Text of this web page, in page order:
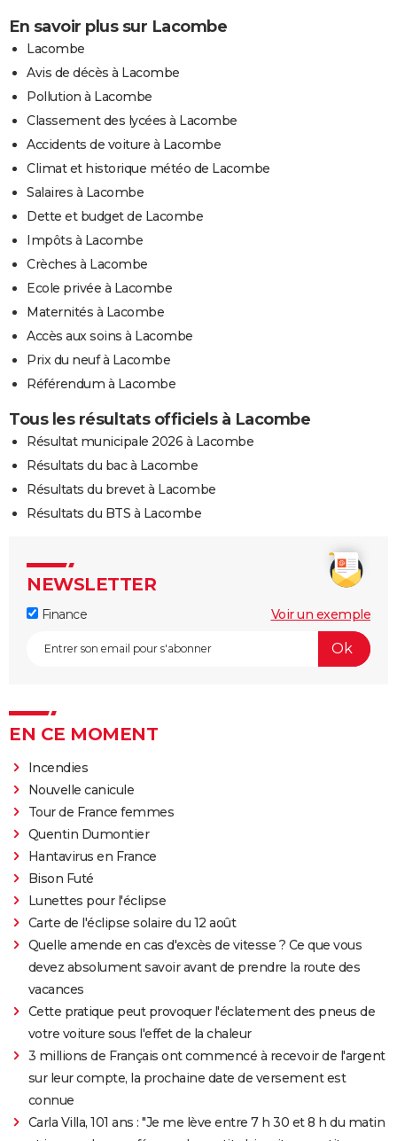
En savoir plus sur Lacombe
Lacombe
Avis de décès à Lacombe
Pollution à Lacombe
Classement des lycées à Lacombe
Accidents de voiture à Lacombe
Climat et historique météo de Lacombe
Salaires à Lacombe
Dette et budget de Lacombe
Impôts à Lacombe
Crèches à Lacombe
Ecole privée à Lacombe
Maternités à Lacombe
Accès aux soins à Lacombe
Prix du neuf à Lacombe
Référendum à Lacombe
Tous les résultats officiels à Lacombe
Résultat municipale 2026 à Lacombe
Résultats du bac à Lacombe
Résultats du brevet à Lacombe
Résultats du BTS à Lacombe
NEWSLETTER
Finance Voir un exemple
EN CE MOMENT
Incendies
Nouvelle canicule
Tour de France femmes
Quentin Dumontier
Hantavirus en France
Bison Futé
Lunettes pour l'éclipse
Carte de l'éclipse solaire du 12 août
Quelle amende en cas d'excès de vitesse ? Ce que vous
devez absolument savoir avant de prendre la route des
vacances
Cette pratique peut provoquer l'éclatement des pneus de
votre voiture sous l'effet de la chaleur
3 millions de Français ont commencé à recevoir de l'argent
sur leur compte, la prochaine date de versement est
connue
Carla Villa, 101 ans : "Je me lève entre 7 h 30 et 8 h du matin